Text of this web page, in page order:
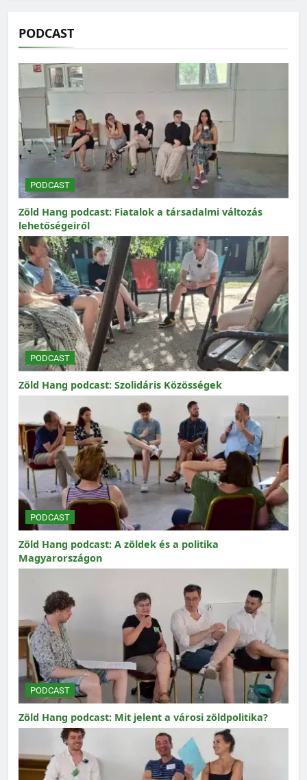
PODCAST
PODCAST
Zöld Hang podcast: Fiatalok a társadalmi változás
lehetőségeiről
PODCAST
Zöld Hang podcast: Szolidáris Közösségek
PODCAST
Zöld Hang podcast: A zöldek és a politika
Magyarországon
PODCAST
Zöld Hang podcast: Mit jelent a városi zöldpolitika?